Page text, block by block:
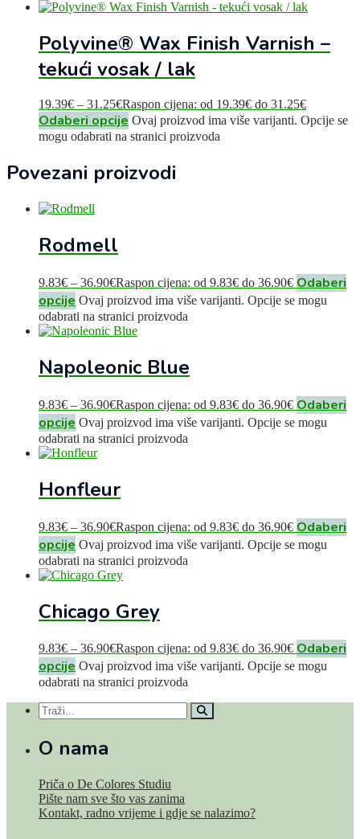
Polyvine® Wax Finish Varnish –
tekući vosak / lak
19.39€ – 31.25€Raspon cijena: od 19.39€ do 31.25€
Odaberi opcije Ovaj proizvod ima više varijanti. Opcije se
mogu odabrati na stranici proizvoda
Povezani proizvodi
Rodmell
9.83€ – 36.90€Raspon cijena: od 9.83€ do 36.90€ Odaberi
opcije Ovaj proizvod ima više varijanti. Opcije se mogu
odabrati na stranici proizvoda
Napoleonic Blue
9.83€ – 36.90€Raspon cijena: od 9.83€ do 36.90€ Odaberi
opcije Ovaj proizvod ima više varijanti. Opcije se mogu
odabrati na stranici proizvoda
Honfleur
9.83€ – 36.90€Raspon cijena: od 9.83€ do 36.90€ Odaberi
opcije Ovaj proizvod ima više varijanti. Opcije se mogu
odabrati na stranici proizvoda
Chicago Grey
9.83€ – 36.90€Raspon cijena: od 9.83€ do 36.90€ Odaberi
opcije Ovaj proizvod ima više varijanti. Opcije se mogu
odabrati na stranici proizvoda
O nama
Priča o De Colores Studiu
Pište nam sve što vas zanima
Kontakt, radno vrijeme i gdje se nalazimo?